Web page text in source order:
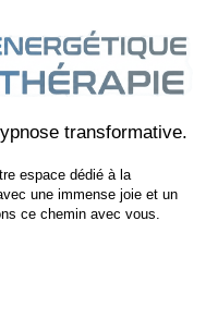
transformative.
espace dédié à la
une immense joie et un
ce chemin avec vous.